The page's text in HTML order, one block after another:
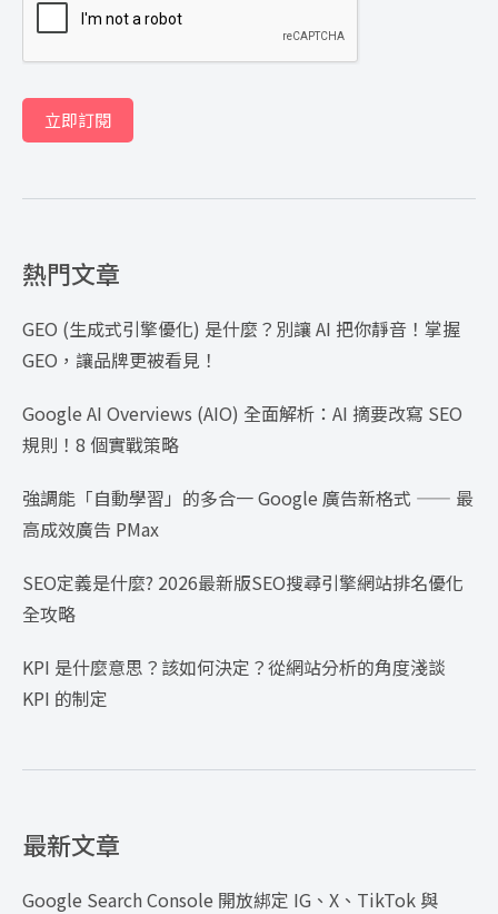
立即訂閱
熱門文章
GEO (生成式引擎優化) 是什麼？別讓 AI 把你靜音！掌握
GEO，讓品牌更被看見！
Google AI Overviews (AIO) 全面解析：AI 摘要改寫 SEO
規則！8 個實戰策略
強調能「自動學習」的多合一 Google 廣告新格式 —— 最
高成效廣告 PMax
SEO定義是什麼? 2026最新版SEO搜尋引擎網站排名優化
全攻略
KPI 是什麼意思？該如何決定？從網站分析的角度淺談
KPI 的制定
最新文章
Google Search Console 開放綁定 IG、X、TikTok 與